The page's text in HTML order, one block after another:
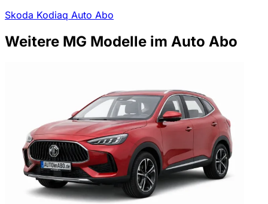
Skoda Kodiaq Auto Abo
Weitere MG Modelle im Auto Abo